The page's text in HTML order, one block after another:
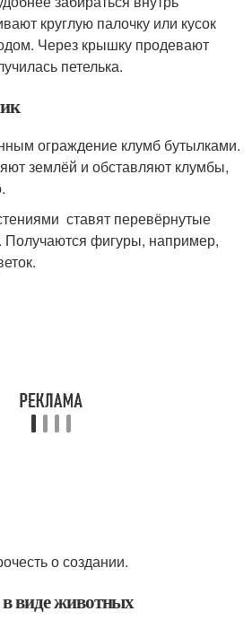
круглую палочку или кусок
Через крышку продевают
петелька.
ограждение клумб бутылками.
землёй и обставляют клумбы,
ставят перевёрнутые
Получаются фигуры, например,
о создании.
виде животных